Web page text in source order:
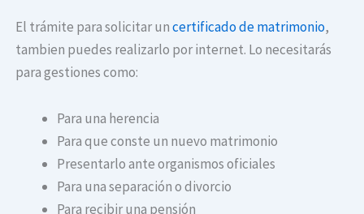
El trámite para solicitar uncertificado de matrimonio,
tambien puedes realizarlo por internet. Lo necesitarás
para gestiones como:
Para una herencia
Para que conste un nuevo matrimonio
Presentarlo ante organismos oficiales
Para una separación o divorcio
Para recibir una pensión